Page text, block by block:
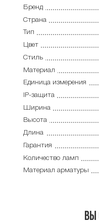
Бренд
Страна
Тип
Цвет
Стиль
Материал
Единица измерения
IP-защита
Ширина
Высота
Длина
Гарантия
Количество ламп
Материал арматуры
Вы